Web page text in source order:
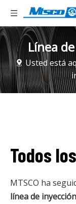
Línea
Usted está
Todos
MTSCO ha
línea de